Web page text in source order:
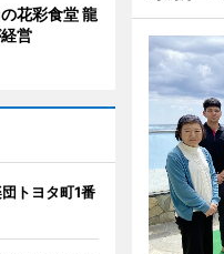
花彩食堂 龍
営
トヨタ町1番